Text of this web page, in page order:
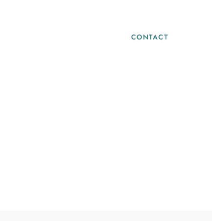
CONTACT